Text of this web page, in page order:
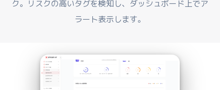
ク。リスクの高いタグを検知し、ダッシュボード上でア
ラート表示します。